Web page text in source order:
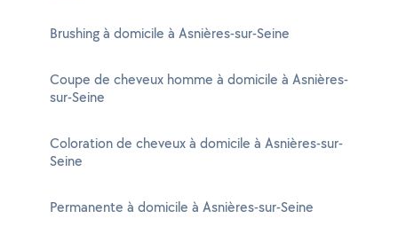
Brushing à domicile à Asnières-sur-Seine
Coupe de cheveux homme à domicile à Asnières-
sur-Seine
Coloration de cheveux à domicile à Asnières-sur-
Seine
Permanente à domicile à Asnières-sur-Seine